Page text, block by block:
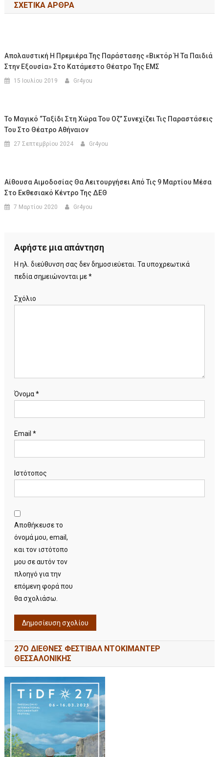
ΣΧΕΤΙΚΆ ΆΡΘΡΑ
Απολαυστική Η Πρεμιέρα Της Παράστασης «Βικτόρ Ή Τα Παιδιά
Στην Εξουσία» Στο Κατάμεστο Θέατρο Της ΕΜΣ
15 Ιουλίου 2019 Gr4you
Το Μαγικό “Ταξίδι Στη Χώρα Του Οζ” Συνεχίζει Τις Παραστάσεις
Του Στο Θέατρο Αθήναιον
27 Σεπτεμβρίου 2024 Gr4you
Αίθουσα Αιμοδοσίας Θα Λειτουργήσει Από Τις 9 Μαρτίου Μέσα
Στο Εκθεσιακό Κέντρο Της ΔΕΘ
7 Μαρτίου 2020 Gr4you
Αφήστε μια απάντηση
Η ηλ. διεύθυνση σας δεν δημοσιεύεται. Τα υποχρεωτικά
πεδία σημειώνονται με*
Σχόλιο
Όνομα*
Email *
Ιστότοπος
Αποθήκευσε το
όνομά μου, email,
και τον ιστότοπο
μου σε αυτόν τον
πλοηγό για την
επόμενη φορά που
θα σχολιάσω.
27Ο ΔΙΕΘΝΕΣ ΦΕΣΤΙΒΑΛ ΝΤΟΚΙΜΑΝΤΕΡ
ΘΕΣΣΑΛΟΝΙΚΗΣ